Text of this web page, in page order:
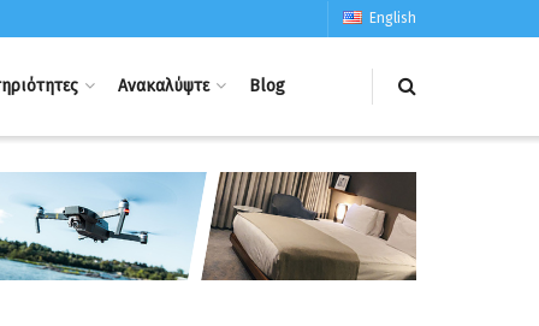
English
Ανακαλύψτε Blog